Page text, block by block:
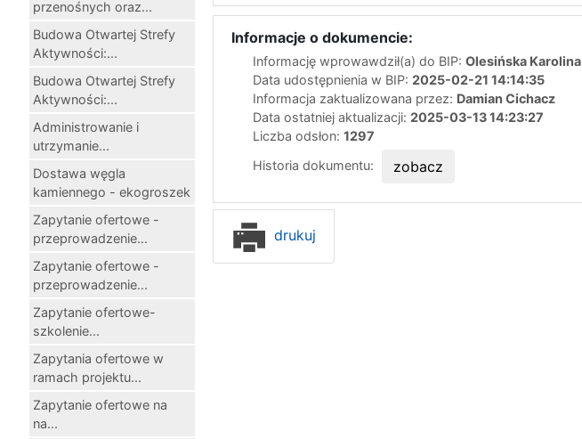
przenośnych oraz...
Budowa Otwartej Strefy
Aktywności:...
Budowa Otwartej Strefy
Aktywności:...
Administrowanie i
utrzymanie...
Dostawa węgla
kamiennego - ekogroszek
Zapytanie ofertowe -
przeprowadzenie...
Zapytanie ofertowe -
przeprowadzenie...
Zapytanie ofertowe-
szkolenie...
Zapytania ofertowe w
ramach projektu...
Zapytanie ofertowe na
na...
Informacje o dokumencie:
Informację wprowawdził(a) do BIP: Olesińska Karolina
Data udostępnienia w BIP: 2025-02-21 14:14:35
Informacja zaktualizowana przez: Damian Cichacz
Data ostatniej aktualizacji: 2025-03-13 14:23:27
Liczba odsłon: 1297
Historia dokumentu:
zobacz
drukuj